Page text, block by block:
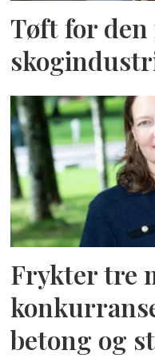
Tøft for
Frykter tre
betong og